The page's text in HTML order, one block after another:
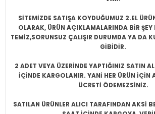
SİTEMİZDE SATIŞA KOYDUĞUMUZ 2.EL
OLARAK, ÜRÜN AÇIKLAMALARINDA BİR ŞEY
TEMİZ,SORUNSUZ ÇALIŞIR DURUMDA YA DA
GİBİDİR.
2 ADET VEYA ÜZERİNDE YAPTIĞINIZ SATIN
İÇİNDE KARGOLANIR. YANİ HER ÜRÜN İÇİN
ÜCRETİ ÖDEMEZSİNİZ.
SATILAN ÜRÜNLER ALICI TARAFINDAN AKSİ